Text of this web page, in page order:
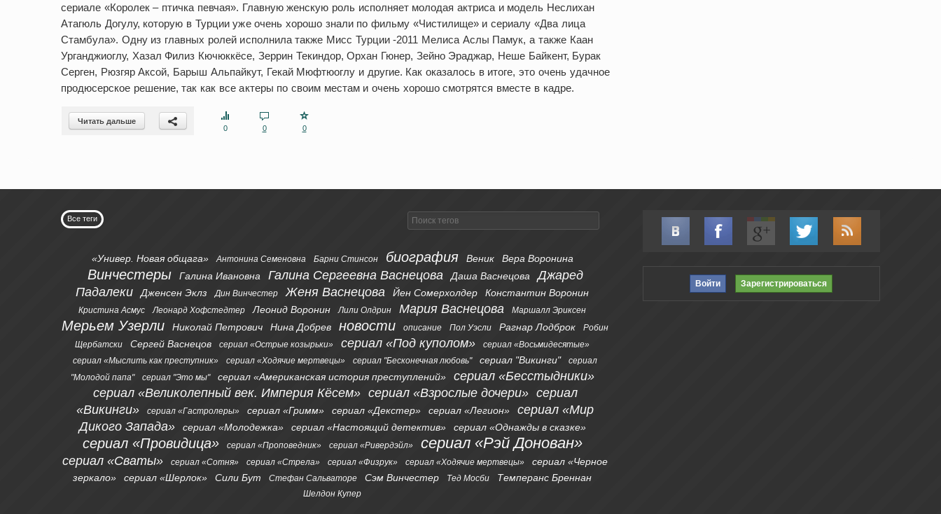
сериале «Королек – птичка певчая». Главную женскую роль исполняет молодая актриса и модель Неслихан
Атагюль Догулу, которую в Турции уже очень хорошо знали по фильму «Чистилище» и сериалу «Два лица
Стамбула». Одну из главных ролей исполнила также Мисс Турции -2011 Мелиса Аслы Памук, а также Каан
Урганджиоглу, Хазал Филиз Кючюккёсе, Зеррин Текиндор, Орхан Гюнер, Зейно Эраджар, Неше Байкент, Бурак
Серген, Рюзгяр Аксой, Барыш Альпайкут, Гекай Мюфтюоглу и другие. Как оказалось в итоге, это очень удачное
продюсерское решение, так как все актеры по своим местам и очень хорошо смотрятся вместе в кадре.
Читать дальше
0
0 0
Войти Зарегистрироваться
Все теги
«Универ. Новая общага» Антонина Семеновна Барни Стинсон биография Веник Вера Воронина
Винчестеры Галина Ивановна Галина Сергеевна Васнецова Даша Васнецова
Джаред
Падалеки
Дженсен Эклз Дин Винчестер Женя Васнецова Йен Сомерхолдер Константин Воронин
Кристина Асмус Леонард Хофстедтер Леонид Воронин Лили Олдрин Мария Васнецова Маршалл Эриксен
Мерьем Узерли Николай Петрович Нина Добрев новости описание Пол Уэсли Рагнар Лодброк
Робин
Щербатски
Сергей Васнецов сериал «Острые козырьки» сериал «Под куполом»
сериал «Восьмидесятые»
сериал «Мыслить как преступник»
сериал «Ходячие мертвецы» сериал "Бесконечная любовь" сериал "Викинги"
сериал
"Молодой папа"
сериал "Это мы" сериал «Американская история преступлений»
сериал «Бесстыдники»
сериал «Великолепный век. Империя Кёсем» сериал «Взрослые дочери» сериал
«Викинги»
сериал «Гастролеры» сериал «Гримм» сериал «Декстер» сериал «Легион»
сериал «Мир
Дикого Запада»
сериал «Молодежка» сериал «Настоящий детектив» сериал «Однажды в сказке»
сериал «Провидица» сериал «Проповедник» сериал «Ривердэйл» сериал «Рэй Донован»
сериал «Сваты» сериал «Сотня» сериал «Стрела» сериал «Физрук» сериал «Ходячие мертвецы»
сериал «Черное
зеркало»
сериал «Шерлок» Сили Бут Стефан Сальваторе Сэм Винчестер Тед Мосби Темперанс Бреннан
Шелдон Купер